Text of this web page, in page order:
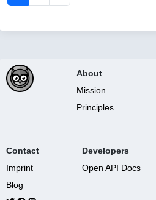
About
Mission
Principles
Contact
Imprint
Blog
Developers
Open API Docs